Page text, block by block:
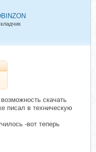
скачать
писал в техническую
-вот теперь